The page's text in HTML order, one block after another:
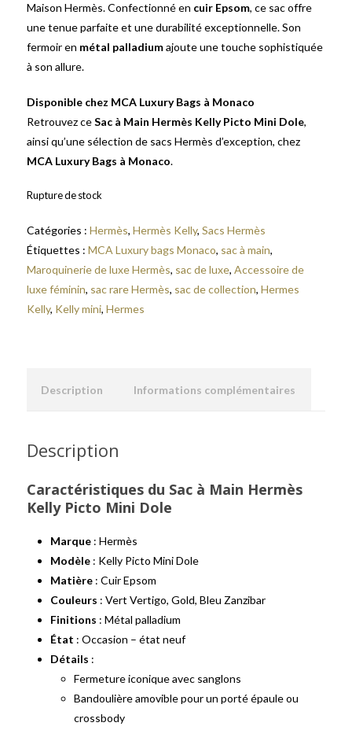
Maison Hermès. Confectionné en cuir Epsom, ce sac offre
une tenue parfaite et une durabilité exceptionnelle. Son
fermoir en métal palladiumajoute une touche sophistiquée
à son allure.
Disponible chez MCA Luxury Bags à Monaco
Retrouvez ceSac à Main Hermès Kelly Picto Mini Dole,
ainsi qu’une sélection de sacs Hermès d’exception, chez
MCA Luxury Bags à Monaco.
Rupture de stock
Catégories : Hermès, Hermès Kelly, Sacs Hermès
Étiquettes : MCA Luxury bags Monaco, sac à main,
Maroquinerie de luxe Hermès, sac de luxe, Accessoire de
luxe féminin, sac rare Hermès, sac de collection, Hermes
Kelly, Kelly mini, Hermes
Description Informations complémentaires
Description
Caractéristiques du Sac à Main Hermès
Kelly Picto Mini Dole
Marque : Hermès
Modèle : Kelly Picto Mini Dole
Matière : Cuir Epsom
Couleurs : Vert Vertigo, Gold, Bleu Zanzibar
Finitions : Métal palladium
État : Occasion – état neuf
Détails :
Fermeture iconique avec sanglons
Bandoulière amovible pour un porté épaule ou
crossbody